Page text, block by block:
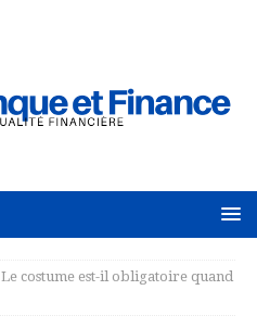
Le costume est-il obligatoire quand